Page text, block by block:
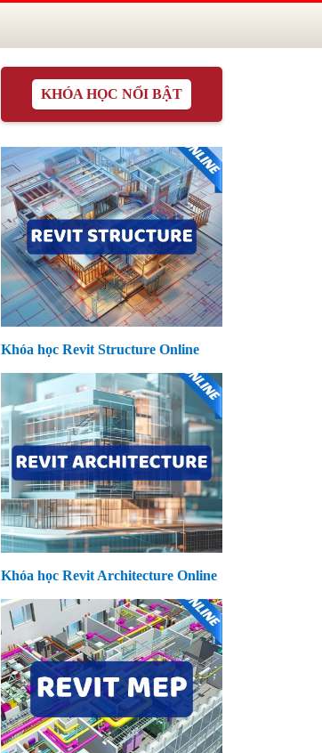
KHÓA HỌC NỔI BẬT
Khóa học Revit Structure Online
Khóa học Revit Architecture Online